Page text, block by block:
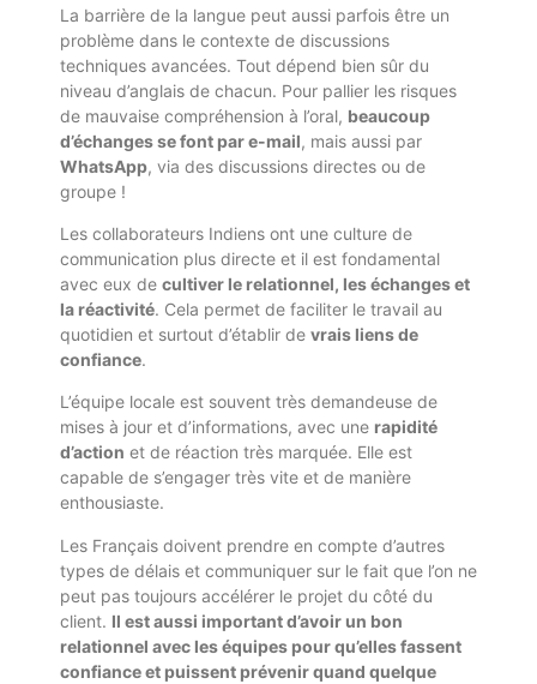
La barrière de la langue peut aussi parfois être un
problème dans le contexte de discussions
techniques avancées. Tout dépend bien sûr du
niveau d’anglais de chacun. Pour pallier les risques
de mauvaise compréhension à l’oral, beaucoup
d’échanges se font par e-mail, mais aussi par
WhatsApp, via des discussions directes ou de
groupe !
Les collaborateurs Indiens ont une culture de
communication plus directe et il est fondamental
avec eux de cultiver le relationnel, les échanges et
la réactivité. Cela permet de faciliter le travail au
quotidien et surtout d’établir de vrais liens de
confiance.
L’équipe locale est souvent très demandeuse de
mises à jour et d’informations, avec une rapidité
d’action et de réaction très marquée. Elle est
capable de s’engager très vite et de manière
enthousiaste.
Les Français doivent prendre en compte d’autres
types de délais et communiquer sur le fait que l’on ne
peut pas toujours accélérer le projet du côté du
client. Il est aussi important d’avoir un bon
relationnel avec les équipes pour qu’elles fassent
confiance et puissent prévenir quand quelque